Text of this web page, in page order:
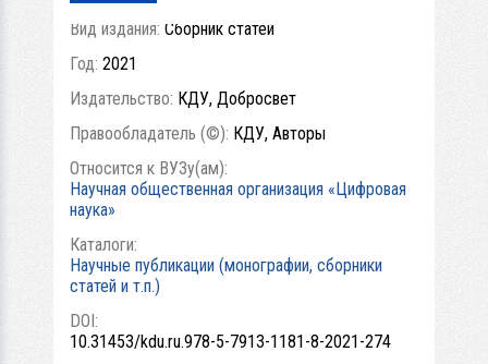
Вид издания: Сборник статей
Год: 2021
Издательство: КДУ, Добросвет
Правообладатель (©): КДУ, Авторы
Относится к ВУЗу(ам):
Научная общественная организация «Цифровая
наука»
Каталоги:
Научные публикации (монографии, сборники
статей и т.п.)
DOI:
10.31453/kdu.ru.978-5-7913-1181-8-2021-274